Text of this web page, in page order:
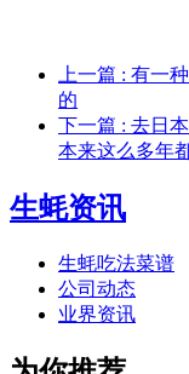
上一篇 : 有一
的
下一篇 : 去日
本来这么多年
生蚝资讯
生蚝吃法菜谱
公司动态
业界资讯